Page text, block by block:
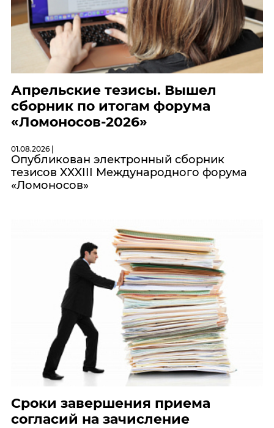
Апрельские тезисы. Вышел
сборник по итогам форума
«Ломоносов-2026»
01.08.2026 |
Опубликован электронный сборник
тезисов XXXIII Международного форума
«Ломоносов»
Сроки завершения приема
согласий на зачисление